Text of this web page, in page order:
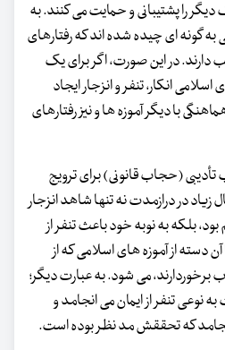
را پشتیبانی و حمایت می کنند. به
به گونه ای چیده شده اند که رفتارهای
دارند. در این صورت، اگر برای یک
انکار، تنفر و انزجار ایجاد
با دیگر آموزه ها و نیز رفتارهای
(حجاب قانونی) برای ترویج
در درازمدت نه تنها شاهد انزجار
بلکه به نوبه خود باعث تنفر از
دسته از آموزه های اسلامی که از
برخوردارند، می شود. به عبارت دیگر؛
نوعی تنفر از ایمان می انجامد و
که تحققش مد نظر بوده است.